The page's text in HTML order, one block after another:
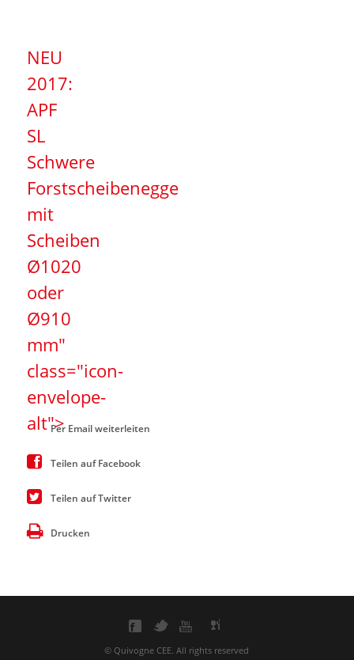
NEU
2017:
APF
SL
Schwere
Forstscheibenegge
mit
Scheiben
Ø1020
oder
Ø910
mm"
class="icon-
envelope-
alt">Per Email weiterleiten
Teilen auf Facebook
Teilen auf Twitter
Drucken
© Quivogne CEE. All rights reserved